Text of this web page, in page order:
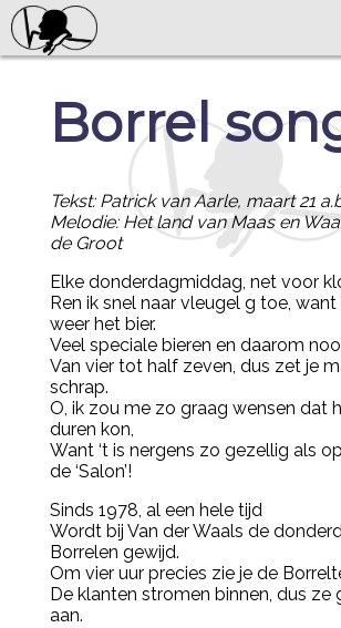
Borrel
Tekst: Patrick van Aarle, maart 21
Melodie: Het land van Maas en
de Groot
Elke donderdagmiddag, net voor
Ren ik snel naar vleugel g toe, want
weer het bier.
Veel speciale bieren en daarom
Van vier tot half zeven, dus zet je
schrap.
O, ik zou me zo graag wensen dat
duren kon,
Want ‘t is nergens zo gezellig als
de ‘Salon’!
Sinds 1978, al een hele tijd
Wordt bij Van der Waals de
Borrelen gewijd.
Om vier uur precies zie je de
De klanten stromen binnen, dus ze
aan.